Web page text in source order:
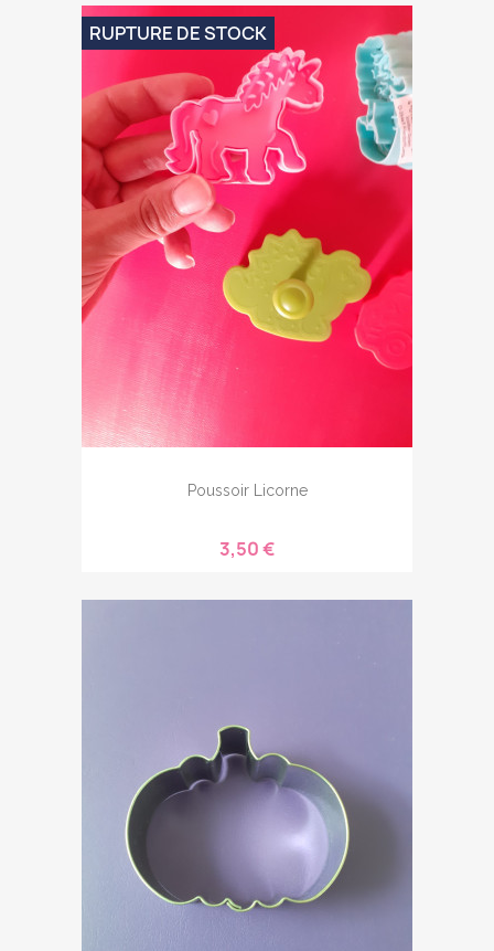
Poussoir Licorne
3,50 €
RUPTURE DE STOCK